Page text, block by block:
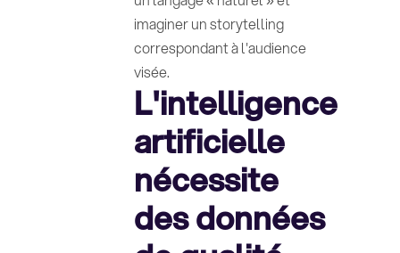
imaginer un storytelling
correspondant à l'audience
visée.
L'intelligence
artificielle
nécessite
des données